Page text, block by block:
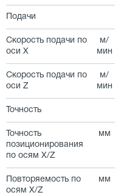
Подачи
Скорость подачи по
оси X
м/
мин
Скорость подачи по
оси Z
м/
мин
Точность
Точность
позиционирования
по осям X/Z
мм
Повторяемость по
осям X/Z
мм